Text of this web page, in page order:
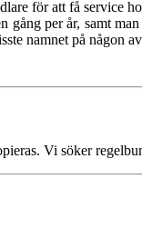
för att få service
gång per år, samt
namnet på
Vi söker